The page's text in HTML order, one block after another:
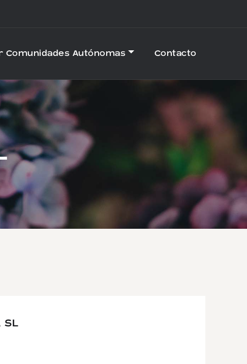
Comunidades Autónomas Contacto
SL